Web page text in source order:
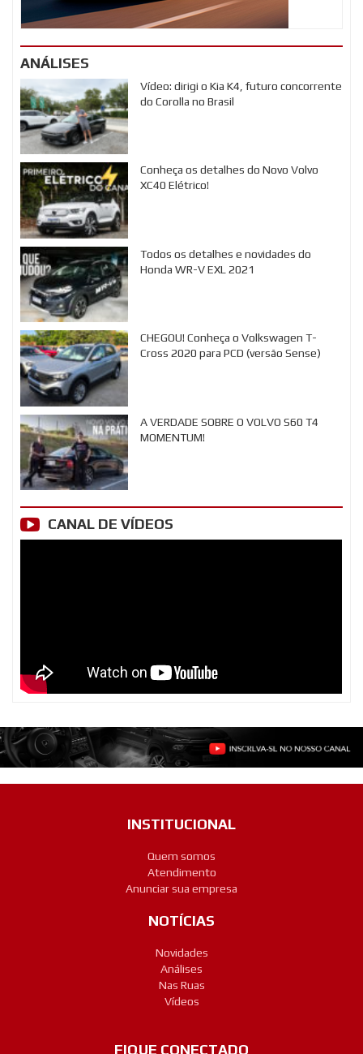
ANÁLISES
Vídeo: dirigi o Kia K4, futuro concorrente
do Corolla no Brasil
Conheça os detalhes do Novo Volvo
XC40 Elétrico!
Todos os detalhes e novidades do
Honda WR-V EXL 2021
CHEGOU! Conheça o Volkswagen T-
Cross 2020 para PCD (versão Sense)
A VERDADE SOBRE O VOLVO S60 T4
MOMENTUM!
CANAL DE VÍDEOS
INSTITUCIONAL
Quem somos
Atendimento
Anunciar sua empresa
NOTÍCIAS
Novidades
Análises
Nas Ruas
Vídeos
FIQUE CONECTADO